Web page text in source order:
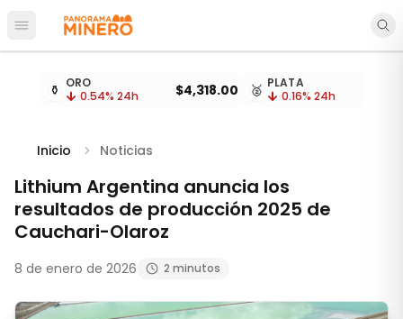
Abrir menú principal
Cotizaciones de metales actualizadas cada 15
⚱️ ORO
0.54% 24h $4,318.00 🥈 PLATA
0.16% 24h
Inicio Noticias
Lithium Argentina anuncia los
resultados de producción 2025 de
Cauchari-Olaroz
8 de enero de 2026 2 minutos